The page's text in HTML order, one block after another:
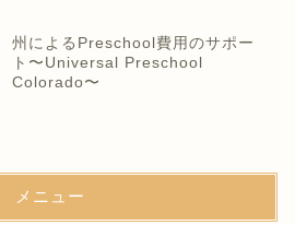
州によるPreschool費用のサポー
ト〜Universal Preschool
Colorado〜
メニュー